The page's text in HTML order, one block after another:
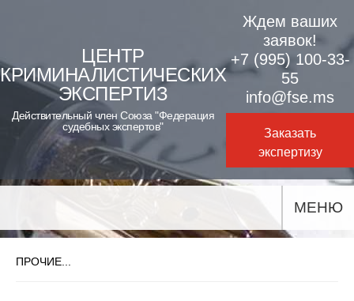
content
ЦЕНТР
КРИМИНАЛИСТИЧЕСКИХ
ЭКСПЕРТИЗ
Действительный член Союза "Федерация
судебных экспертов"
Ждем ваших
заявок!
+7 (995) 100-33-
55
info@fse.ms
Заказать
экспертизу
МЕНЮ
ПРОЧИЕ...